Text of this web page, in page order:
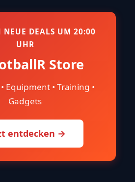
NEUE DEALS UM 20:00
UHR
Store
Equipment • Training •
Gadgets
entdecken →